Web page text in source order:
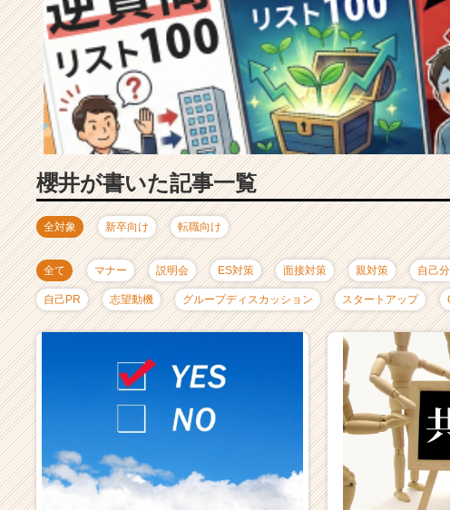
届
く
就
サ
イ
ト
チ
キ
ャ
リ
ア
（C
h
e
e
r
a
r
e
e
櫻井が書いた記事一覧
全対象 新卒向け 転職向け
全て マナー 説明会 ES対策 面接対策 親対策 自己
自己PR 志望動機 グループディスカッション スタートアップ